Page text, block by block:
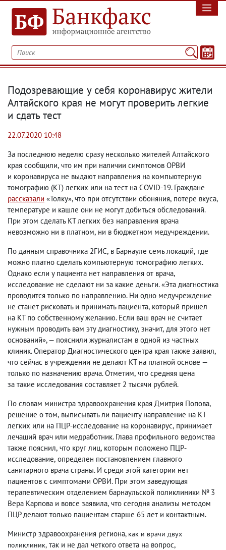
Подозревающие у себя коронавирус жители
Алтайского края не могут проверить легкие
и сдать тест
22.07.2020 10:48
За последнюю неделю сразу несколько жителей Алтайского
края сообщили, что им при наличии симптомов ОРВИ
и коронавируса не выдают направления на компьютерную
томографию (КТ) легких или на тест на COVID-19. Граждане
рассказали «Толку», что при отсутствии обоняния, потере вкуса,
температуре и кашле они не могут добиться обследований.
При этом сделать КТ легких без направления врача
невозможно ни в платном, ни в бюджетном медучреждении.
По данным справочника 2ГИС, в Барнауле семь локаций, где
можно платно сделать компьютерную томографию легких.
Однако если у пациента нет направления от врача,
исследование не сделают ни за какие деньги. «Эта диагностика
проводится только по направлению. Ни одно медучреждение
не станет рисковать и принимать пациента, который пришел
на КТ по собственному желанию. Если ваш врач не считает
нужным проводить вам эту диагностику, значит, для этого нет
оснований», — пояснили журналистам в одной из частных
клиник. Оператор Диагностического центра края также заявил,
что сейчас в учреждении не делают КТ на платной основе —
только по назначению врача. Отметим, что средняя цена
за такие исследования составляет 2 тысячи рублей.
По словам министра здравоохранения края Дмитрия Попова,
решение о том, выписывать ли пациенту направление на КТ
легких или на ПЦР-исследование на коронавирус, принимает
лечащий врач или медработник. Глава профильного ведомства
также пояснил, что круг лиц, которым положено ПЦР-
исследование, определен постановлением главного
санитарного врача страны. И среди этой категории нет
пациентов с симптомами ОРВИ. При этом заведующая
терапевтическим отделением барнаульской поликлиники № 3
Вера Карпова и вовсе заявила, что сегодня анализы методом
ПЦР делают только пациентам старше 65 лет и контактным.
Министр здравоохранения региона, как и врачи двух
поликлиник, так и не дал четкого ответа на вопрос,